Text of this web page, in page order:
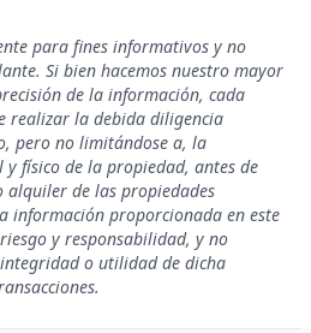
para fines informativos y no
Si bien hacemos nuestro mayor
de la información, cada
realizar la debida diligencia
pero no limitándose a, la
físico de la propiedad, antes de
de las propiedades
información proporcionada en este
y responsabilidad, y no
o utilidad de dicha